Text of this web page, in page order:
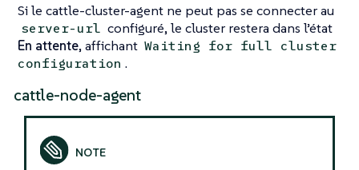
Si le cattle-cluster-agent ne peut pas se connecter au
server-url configuré, le cluster restera dans l’état
En attente, affichant Waiting for full cluster
configuration .
cattle-node-agent